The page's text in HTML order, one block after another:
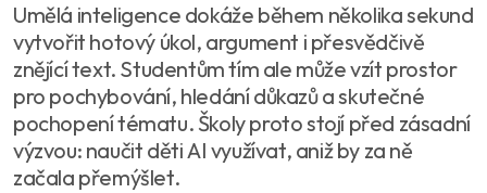
Umělá inteligence dokáže během několika sekund
vytvořit hotový úkol, argument i přesvědčivě
znějící text. Studentům tím ale může vzít prostor
pro pochybování, hledání důkazů a skutečné
pochopení tématu. Školy proto stojí před zásadní
výzvou: naučit děti AI využívat, aniž by za ně
začala přemýšlet.